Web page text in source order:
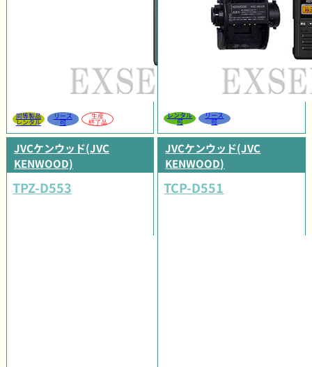
同等製品
レンタル
リース
可
生産
終了品
レンタル
可
リース
可
JVCケンウッド(JVC
KENWOOD)
TPZ-D553
JVCケンウッド(JVC
KENWOOD)
TCP-D551